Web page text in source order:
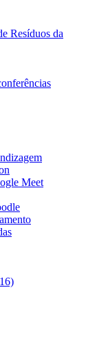
Resíduos da
Meet